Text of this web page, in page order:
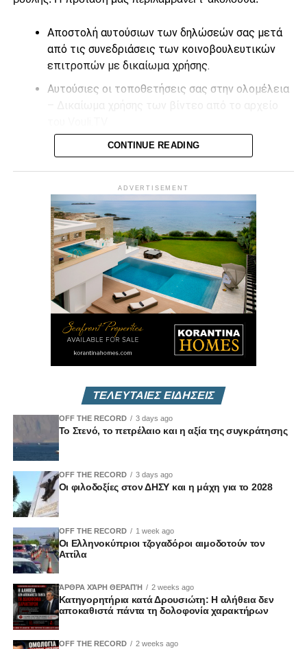
Αποστολή αυτούσιων των δηλώσεών σας μετά
από τις συνεδριάσεις των κοινοβουλευτικών
επιτροπών με δικαίωμα χρήσης.
Αυτούσιες οι τοποθετήσεις σας στην ολομέλεια
Επικοινωνήστε μαζί μας στοinfo@vouli.tv
CONTINUE READING
ADVERTISEMENT
ΤΕΛΕΥΤΑΙΕΣ ΕΙΔΗΣΕΙΣ
OFF THE RECORD 3 days ago
Το Στενό, το πετρέλαιο και η αξία της συγκράτησης
OFF THE RECORD 3 days ago
Οι φιλοδοξίες στον ΔΗΣΥ και η μάχη για το 2028
OFF THE RECORD 1 week ago
Οι Ελληνοκύπριοι τζογαδόροι αιμοδοτούν τον
Αττίλα
ΆΡΘΡΑ ΧΆΡΗ ΘΕΡΑΠΉ 2 weeks ago
Κατηγορητήρια κατά Δρουσιώτη: Η αλήθεια δεν
αποκαθιστά πάντα τη δολοφονία χαρακτήρων
OFF THE RECORD 2 weeks ago